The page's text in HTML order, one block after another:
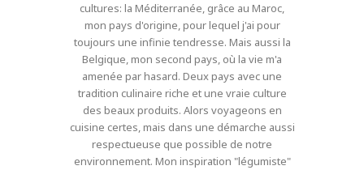
cultures: la Méditerranée, grâce au Maroc,
mon pays d'origine, pour lequel j'ai pour
toujours une infinie tendresse. Mais aussi la
Belgique, mon second pays, où la vie m'a
amenée par hasard. Deux pays avec une
tradition culinaire riche et une vraie culture
des beaux produits. Alors voyageons en
cuisine certes, mais dans une démarche aussi
respectueuse que possible de notre
environnement. Mon inspiration "légumiste"